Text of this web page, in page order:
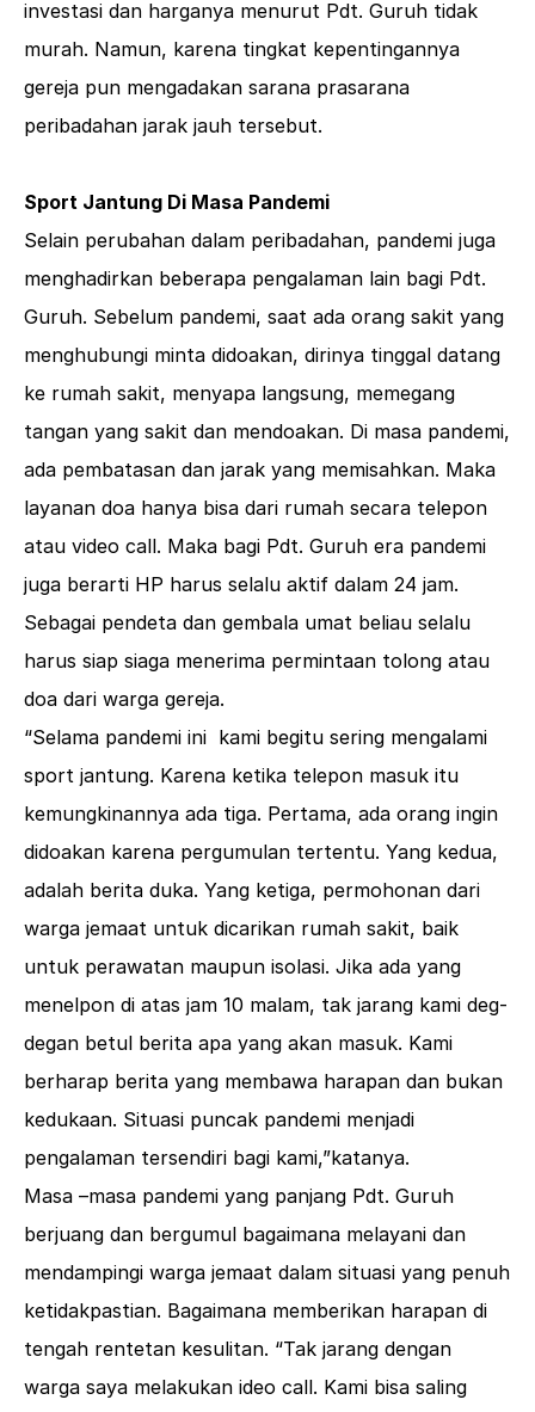
investasi dan harganya menurut Pdt. Guruh tidak
murah. Namun, karena tingkat kepentingannya
gereja pun mengadakan sarana prasarana
peribadahan jarak jauh tersebut.
Sport Jantung Di Masa Pandemi
Selain perubahan dalam peribadahan, pandemi juga
menghadirkan beberapa pengalaman lain bagi Pdt.
Guruh. Sebelum pandemi, saat ada orang sakit yang
menghubungi minta didoakan, dirinya tinggal datang
ke rumah sakit, menyapa langsung, memegang
tangan yang sakit dan mendoakan. Di masa pandemi,
ada pembatasan dan jarak yang memisahkan. Maka
layanan doa hanya bisa dari rumah secara telepon
atau video call. Maka bagi Pdt. Guruh era pandemi
juga berarti HP harus selalu aktif dalam 24 jam.
Sebagai pendeta dan gembala umat beliau selalu
harus siap siaga menerima permintaan tolong atau
doa dari warga gereja.
“Selama pandemi ini kami begitu sering mengalami
sport jantung. Karena ketika telepon masuk itu
kemungkinannya ada tiga. Pertama, ada orang ingin
didoakan karena pergumulan tertentu. Yang kedua,
adalah berita duka. Yang ketiga, permohonan dari
warga jemaat untuk dicarikan rumah sakit, baik
untuk perawatan maupun isolasi. Jika ada yang
menelpon di atas jam 10 malam, tak jarang kami deg-
degan betul berita apa yang akan masuk. Kami
berharap berita yang membawa harapan dan bukan
kedukaan. Situasi puncak pandemi menjadi
pengalaman tersendiri bagi kami,”katanya.
Masa –masa pandemi yang panjang Pdt. Guruh
berjuang dan bergumul bagaimana melayani dan
mendampingi warga jemaat dalam situasi yang penuh
ketidakpastian. Bagaimana memberikan harapan di
tengah rentetan kesulitan. “Tak jarang dengan
warga saya melakukan ideo call. Kami bisa saling